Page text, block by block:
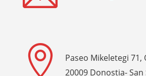

Paseo Mikeletegi 71,
20009 Donostia- San